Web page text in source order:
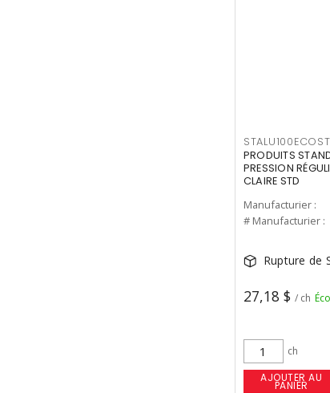
PRODUITS
PRESSION
CLAIRE STD
Manufacturier :
# Manufacturier :
Rupture de
27,18 $ / ch
ch
AJOUTER AU
PANIER